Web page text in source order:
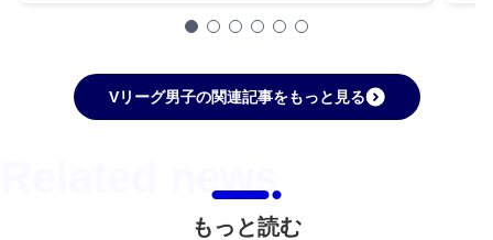
Vリーグ男子の関連記事をもっと見る
もっと読む